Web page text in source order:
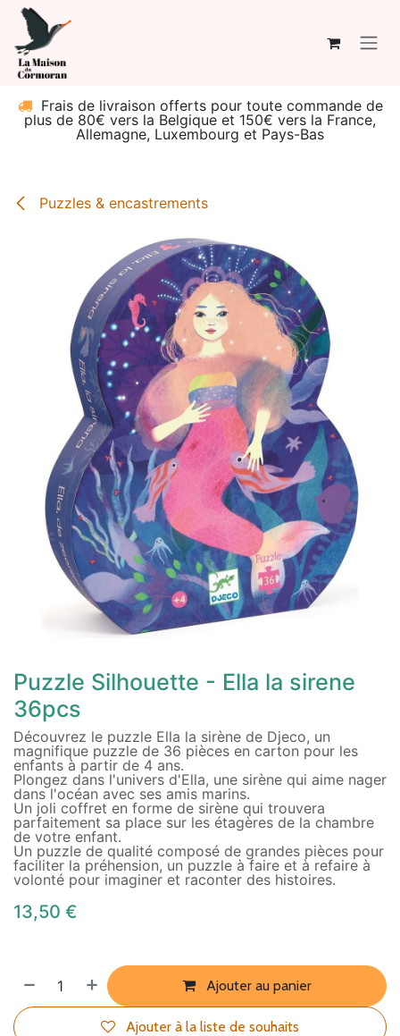
Se rendre au contenu
Frais de livraison offerts pour toute commande de
plus de 80€ vers la Belgique et 150€ vers la France,
Allemagne, Luxembourg et Pays-Bas
Puzzles & encastrements
Puzzle Silhouette - Ella la sirene
36pcs
Découvrez le puzzle Ella la sirène de Djeco, un
magnifique puzzle de 36 pièces en carton pour les
enfants à partir de 4 ans.
Plongez dans l'univers d'Ella, une sirène qui aime nager
dans l'océan avec ses amis marins.
Un joli coffret en forme de sirène qui trouvera
parfaitement sa place sur les étagères de la chambre
de votre enfant.
Un puzzle de qualité composé de grandes pièces pour
faciliter la préhension, un puzzle à faire et à refaire à
volonté pour imaginer et raconter des histoires.
13,50 €
Ajouter au panier
Ajouter à la liste de souhaits